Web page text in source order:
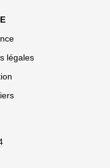
légales